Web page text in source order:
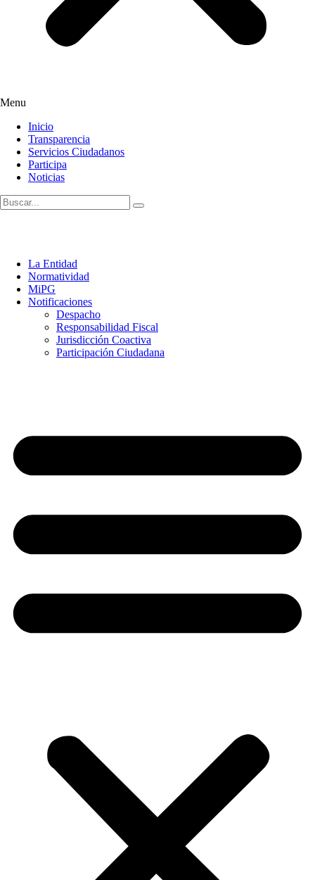
Menu
Inicio
Transparencia
Servicios Ciudadanos
Participa
Noticias
La Entidad
Normatividad
MiPG
Notificaciones
Despacho
Responsabilidad Fiscal
Jurisdicción Coactiva
Participación Ciudadana